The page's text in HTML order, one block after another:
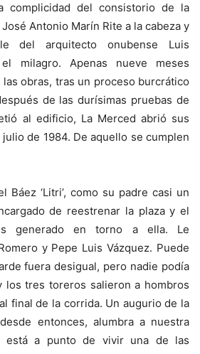
complicidad del consistorio de la
Antonio Marín Rite a la cabeza y
del arquitecto onubense Luis
milagro. Apenas nueve meses
obras, tras un proceso burcrático
de las durísimas pruebas de
al edificio, La Merced abrió sus
de 1984. De aquello se cumplen
‘Litri’, como su padre casi un
de reestrenar la plaza y el
generado en torno a ella. Le
y Pepe Luis Vázquez. Puede
fuera desigual, pero nadie podía
los tres toreros salieron a hombros
final de la corrida. Un augurio de la
entonces, alumbra a nuestra
está a punto de vivir una de las